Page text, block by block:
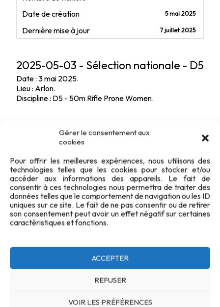
Gérer le consentement aux
cookies
Pour offrir les meilleures expériences, nous utilisons des
technologies telles que les cookies pour stocker et/ou
accéder aux informations des appareils. Le fait de
consentir à ces technologies nous permettra de traiter des
données telles que le comportement de navigation ou les ID
uniques sur ce site. Le fait de ne pas consentir ou de retirer
son consentement peut avoir un effet négatif sur certaines
caractéristiques et fonctions.
ACCEPTER
REFUSER
VOIR LES PRÉFÉRENCES
Date de création 5 mai 2025
Dernière mise à jour 7 juillet 2025
2025-05-03 - Sélection nationale - D5
Date : 3 mai 2025.
Lieu : Arlon.
Discipline : D5 - 50m Rifle Prone Women.